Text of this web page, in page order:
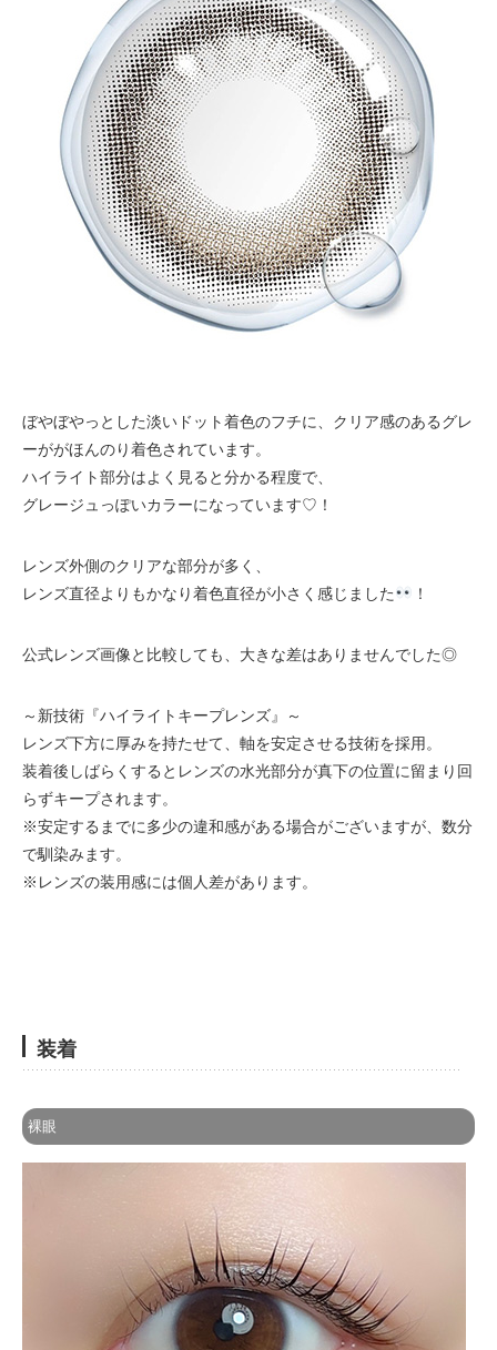
ぼやぼやっとした淡いドット着色のフチに、クリア感のあるグレ
ーががほんのり着色されています。
ハイライト部分はよく見ると分かる程度で、
グレージュっぽいカラーになっています♡！
レンズ外側のクリアな部分が多く、
レンズ直径よりもかなり着色直径が小さく感じました
！
公式レンズ画像と比較しても、大きな差はありませんでした◎
～新技術『ハイライトキープレンズ』～
レンズ下方に厚みを持たせて、軸を安定させる技術を採用。
装着後しばらくするとレンズの水光部分が真下の位置に留まり回
らずキープされます。
※安定するまでに多少の違和感がある場合がございますが、数分
で馴染みます。
※レンズの装用感には個人差があります。
装着
裸眼